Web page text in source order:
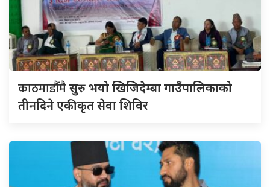
काठमाडौंमैसुरु भयो खिजिदेम्बा गाउँपालिकाको
तीनदिने एकीकृत सेवा शिविर